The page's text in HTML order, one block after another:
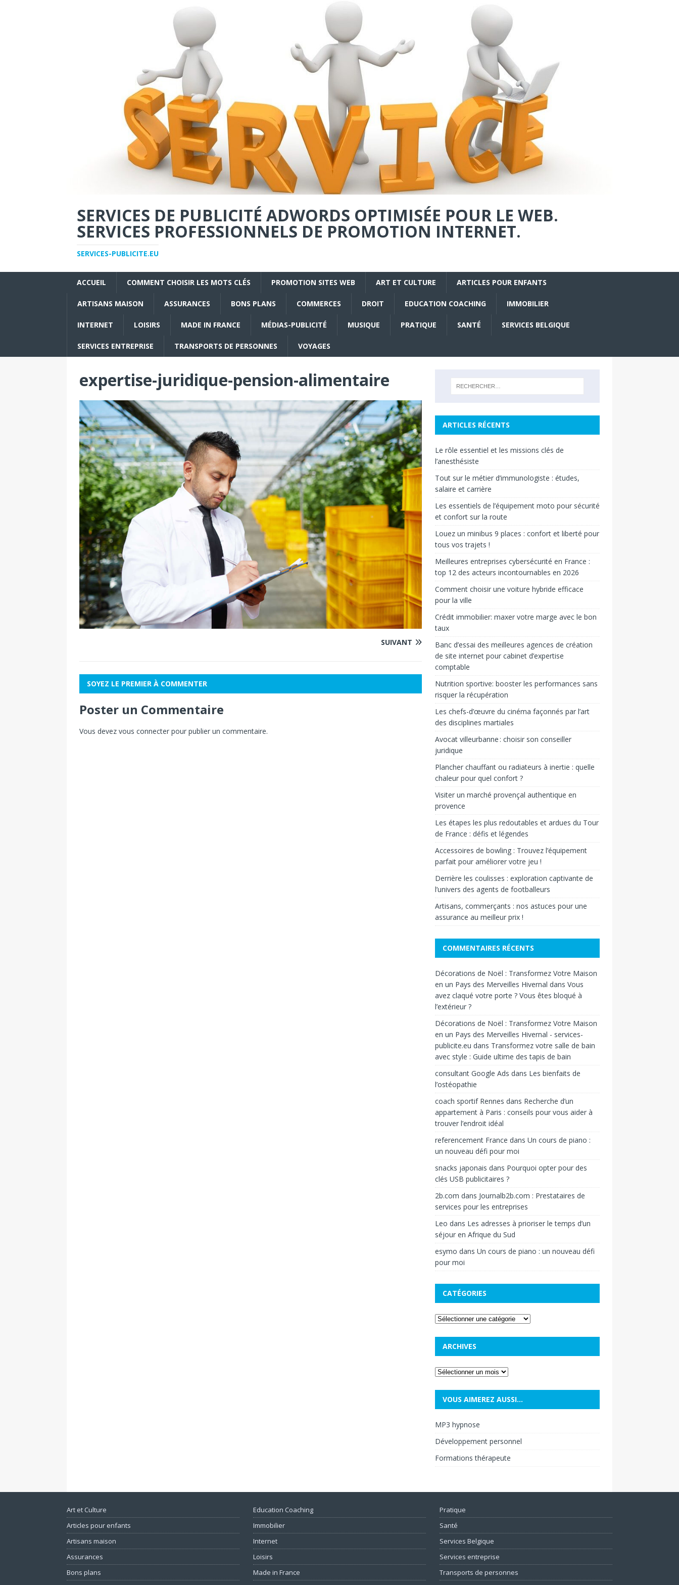
SERVICES DE PUBLICITÉ ADWORDS OPTIMISÉE POUR LE WEB.
SERVICES PROFESSIONNELS DE PROMOTION INTERNET.
SERVICES-PUBLICITE.EU
ACCUEIL COMMENT CHOISIR LES MOTS CLÉS PROMOTION SITES WEB ART ET CULTURE ARTICLES POUR ENFANTS
ARTISANS MAISON ASSURANCES BONS PLANS COMMERCES DROIT EDUCATION COACHING IMMOBILIER
INTERNET LOISIRS MADE IN FRANCE MÉDIAS-PUBLICITÉ MUSIQUE PRATIQUE SANTÉ SERVICES BELGIQUE
SERVICES ENTREPRISE TRANSPORTS DE PERSONNES VOYAGES
expertise-juridique-pension-alimentaire
SUIVANT
SOYEZ LE PREMIER À COMMENTER
Poster un Commentaire
Vous devez vous connecter pour publier un commentaire.
ARTICLES RÉCENTS
Le rôle essentiel et les missions clés de
l’anesthésiste
Tout sur le métier d’immunologiste : études,
salaire et carrière
Les essentiels de l’équipement moto pour sécurité
et confort sur la route
Louez un minibus 9 places : confort et liberté pour
tous vos trajets !
Meilleures entreprises cybersécurité en France :
top 12 des acteurs incontournables en 2026
Comment choisir une voiture hybride efficace
pour la ville
Crédit immobilier: max­er votre marge avec le bon
taux
Banc d’essai des meilleures agences de création
de site internet pour cabinet d’expertise
comptable
Nutrition sportive: booster les performances sans
risquer la récupération
Les chefs-d’œuvre du cinéma façonnés par l’art
des disciplines martiales
Avocat villeurbanne : choisir son conseiller
juridique
Plancher chauffant ou radiateurs à inertie : quelle
chaleur pour quel confort ?
Visiter un marché provençal authentique en
provence
Les étapes les plus redoutables et ardues du Tour
de France : défis et légendes
Accessoires de bowling : Trouvez l’équipement
parfait pour améliorer votre jeu !
Derrière les coulisses : exploration captivante de
l’univers des agents de footballeurs
Artisans, commerçants : nos astuces pour une
assurance au meilleur prix !
COMMENTAIRES RÉCENTS
Décorations de Noël : Transformez Votre Maison
en un Pays des Merveilles Hivernal dans Vous
avez claqué votre porte ? Vous êtes bloqué à
l’extérieur ?
Décorations de Noël : Transformez Votre Maison
en un Pays des Merveilles Hivernal - services-
publicite.eu dans Transformez votre salle de bain
avec style : Guide ultime des tapis de bain
consultant Google Ads dans Les bienfaits de
l’ostéopathie
coach sportif Rennes dans Recherche d’un
appartement à Paris : conseils pour vous aider à
trouver l’endroit idéal
referencement France dans Un cours de piano :
un nouveau défi pour moi
snacks japonais dans Pourquoi opter pour des
clés USB publicitaires ?
2b.com dans Journalb2b.com : Prestataires de
services pour les entreprises
Leo dans Les adresses à prioriser le temps d’un
séjour en Afrique du Sud
esymo dans Un cours de piano : un nouveau défi
pour moi
CATÉGORIES
ARCHIVES
VOUS AIMEREZ AUSSI…
MP3 hypnose
Développement personnel
Formations thérapeute
Art et Culture
Articles pour enfants
Artisans maison
Assurances
Bons plans
Education Coaching
Immobilier
Internet
Loisirs
Made in France
Pratique
Santé
Services Belgique
Services entreprise
Transports de personnes